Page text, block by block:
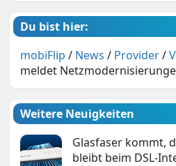
Du bist hier:
mobiFlip / News / Provider/
meldet
Weitere Neuigkeiten
Glasfaser kommt,
bleibt beim DSL-